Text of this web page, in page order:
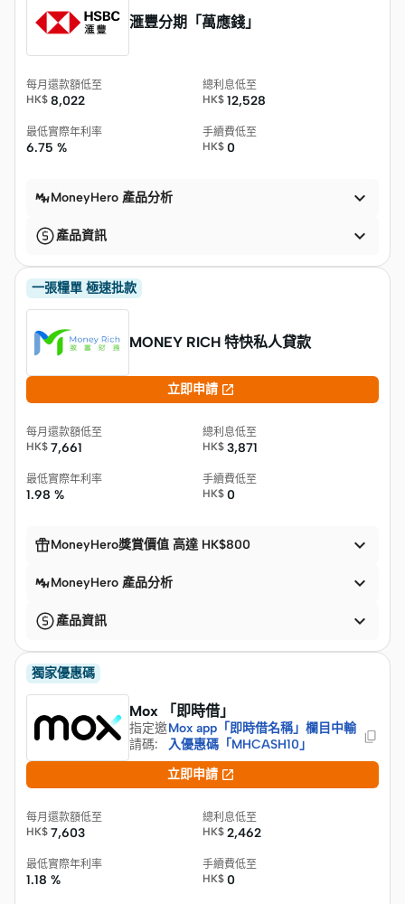
滙豐分期「萬應錢」
每月還款額低至
HK$ 8,022
總利息低至
HK$ 12,528
最低實際年利率
6.75 %
手續費低至
HK$ 0
MoneyHero 產品分析 
產品資訊 
一張糧單 極速批款
MONEY RICH 特快私人貸款
立即申請 
每月還款額低至
HK$ 7,661
總利息低至
HK$ 3,871
最低實際年利率
1.98 %
手續費低至
HK$ 0
MoneyHero獎賞價值 高達 HK$800 
MoneyHero 產品分析 
產品資訊 
獨家優惠碼
Mox 「即時借」
指定邀
請碼:
Mox app「即時借名稱」欄目中輸
入優惠碼「MHCASH10」
立即申請 
每月還款額低至
HK$ 7,603
總利息低至
HK$ 2,462
最低實際年利率
1.18 %
手續費低至
HK$ 0